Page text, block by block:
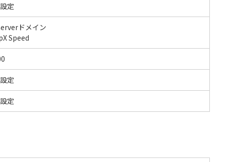
定
ドメイン
Speed
定
定